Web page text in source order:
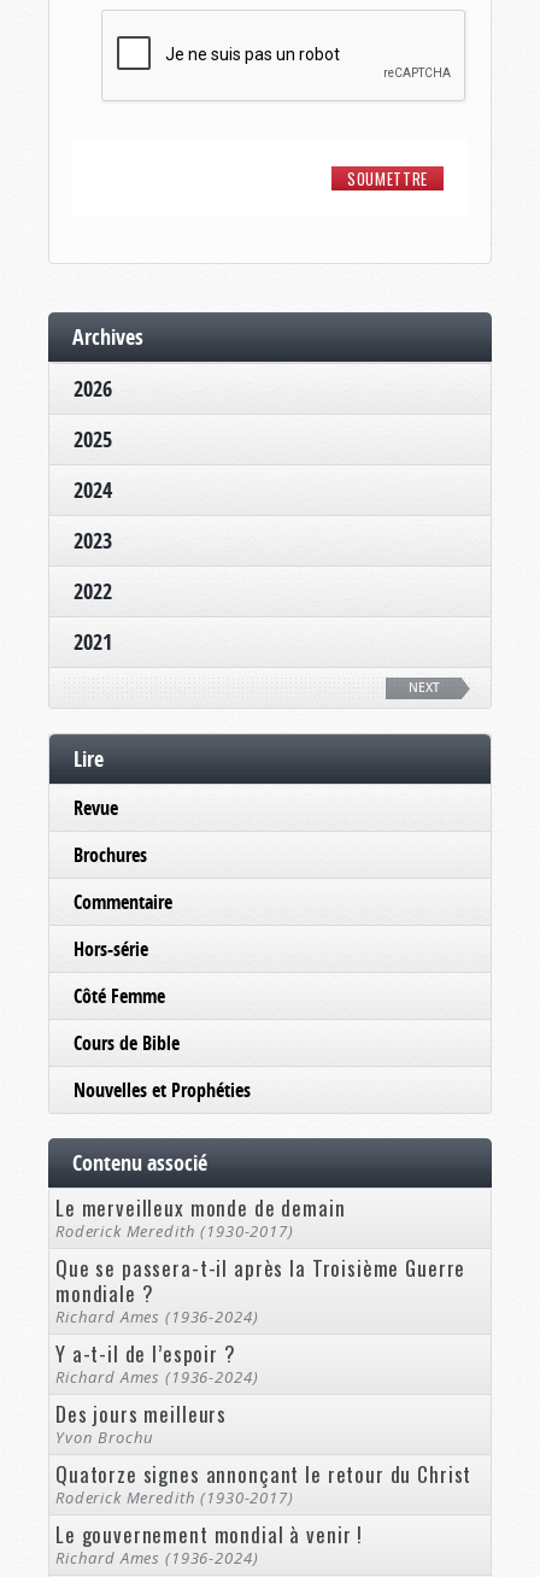
Archives
2026
2025
2024
2023
2022
2021
NEXT
Lire
Revue
Brochures
Commentaire
Hors-série
Côté Femme
Cours de Bible
Nouvelles et Prophéties
Contenu associé
Le merveilleux monde de demain
Roderick Meredith (1930-2017)
Que se passera-t-il après la Troisième Guerre
mondiale ?
Richard Ames (1936-2024)
Y a-t-il de l’espoir ?
Richard Ames (1936-2024)
Des jours meilleurs
Yvon Brochu
Quatorze signes annonçant le retour du Christ
Roderick Meredith (1930-2017)
Le gouvernement mondial à venir !
Richard Ames (1936-2024)